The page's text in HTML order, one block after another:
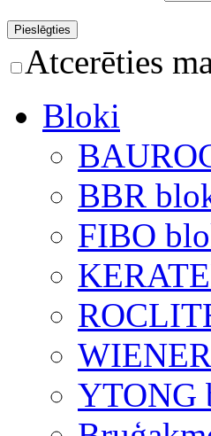
Atcerēties
Bloki
BBR
FIBO
YTONG